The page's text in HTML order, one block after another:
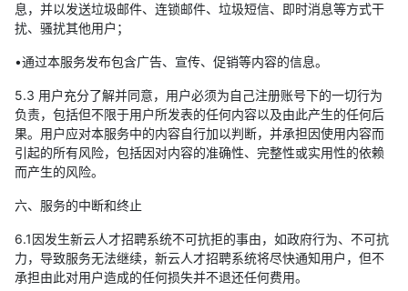
息，并以发送垃圾邮件、连锁邮件、垃圾短信、即时消息等方式干
扰、骚扰其他用户；
•通过本服务发布包含广告、宣传、促销等内容的信息。
5.3 用户充分了解并同意，用户必须为自己注册账号下的一切行为
负责，包括但不限于用户所发表的任何内容以及由此产生的任何后
果。用户应对本服务中的内容自行加以判断，并承担因使用内容而
引起的所有风险，包括因对内容的准确性、完整性或实用性的依赖
而产生的风险。
六、服务的中断和终止
6.1因发生新云人才招聘系统不可抗拒的事由，如政府行为、不可抗
力，导致服务无法继续，新云人才招聘系统将尽快通知用户，但不
承担由此对用户造成的任何损失并不退还任何费用。